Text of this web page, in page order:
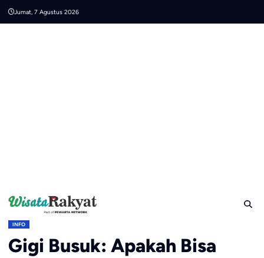
Jumat, 7 Agustus 2026
INFO
Gigi Busuk: Apakah Bisa